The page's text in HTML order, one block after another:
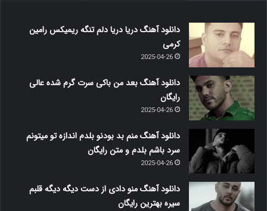
دانلود آهنگ دریا دریا دلم تنگه ریمیکس رامین
کرمی
2025-04-26
دانلود آهنگ بعد من باکی سرت گرم شده عالی
رایگان
2025-04-26
دانلود آهنگ منم بد بودنو بلدم اندازه تو میتونم
سرد باشم بلدم و متن رایگان
2025-04-26
دانلود آهنگ منو دادی از دست دیگه دیگه قلبم
سیره بهترین رایگان